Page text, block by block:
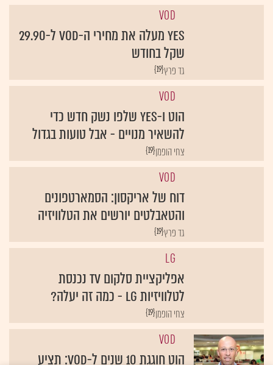
VOD
yes מעלה את מחירי ה-VOD ל-29.90
שקל בחודש
{19}גד פרץ
VOD
הוט ו-yes שלפו נשק חדש כדי
להשאיר מנויים - אבל טועות בגדול
{19}צחי הופמן
VOD
דוח של אריקסון: הסמארטפונים
והטאבלטים יורשים את הטלוויזיה
{19}גד פרץ
LG
אפליקציית סלקום TV נכנסת
לטלוויזיות LG - כמה זה יעלה?
{19}צחי הופמן
VOD
הוט חוגגת 10 שנים ל-VOD: תציע